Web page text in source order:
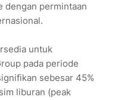
dengan permintaan
untuk
pada periode
sebesar 45%
liburan (peak